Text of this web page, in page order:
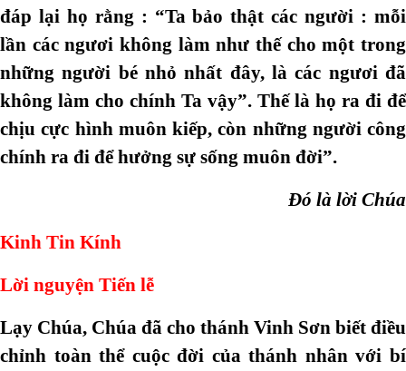
đáp lại họ rằng : “Ta bảo thật các người : mỗi
lần các ngươi không làm như thế cho một trong
những người bé nhỏ nhất đây, là các ngươi đã
không làm cho chính Ta vậy”. Thế là họ ra đi để
chịu cực hình muôn kiếp, còn những người công
chính ra đi để hưởng sự sống muôn đời”.
Đó là lời Chúa
Kinh Tin Kính
Lời nguyện Tiến lễ
Lạy Chúa, Chúa đã cho thánh Vinh Sơn biết điều
chỉnh toàn thể cuộc đời của thánh nhân với bí